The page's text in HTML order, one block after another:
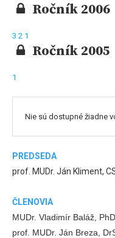
Ročník 2006
3 2 1
Ročník 2005
1
Nie sú dostupné žiadne
PREDSEDA
prof. MUDr. Ján Kliment,
ČLENOVIA
MUDr. Vladimír Baláž, PhD.
prof. MUDr. Ján Breza,